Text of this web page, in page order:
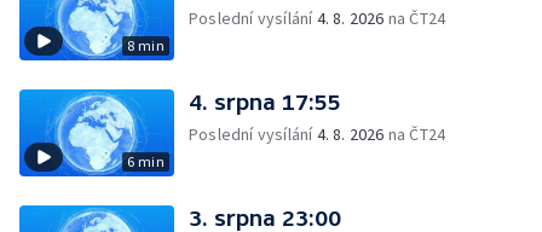
8 min
Poslední vysílání4. 8. 2026 na ČT24
6 min
4. srpna 17:55
Poslední vysílání4. 8. 2026 na ČT24
3. srpna 23:00